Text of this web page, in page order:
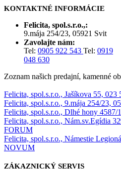
KONTAKTNÉ INFORMÁCIE
Felicita, spol.s.r.o.,:
9.mája 254/23, 05921 Svit
Zavolajte nám:
Tel: 0905 922 543 Tel: 0919
048 630
Zoznam našich predajní, kamenné
Felicita, spol.s.r.o., Jašíkova 55, 023
Felicita, spol.s.r.o., 9.mája 254/23,
Felicita, spol.s.r.o., Dlhé hony
Felicita, spol.s.r.o., Nám.sv.Egídia
FORUM
Felicita, spol.s.r.o., Námestie
NOVUM
ZÁKAZNICKÝ SERVIS